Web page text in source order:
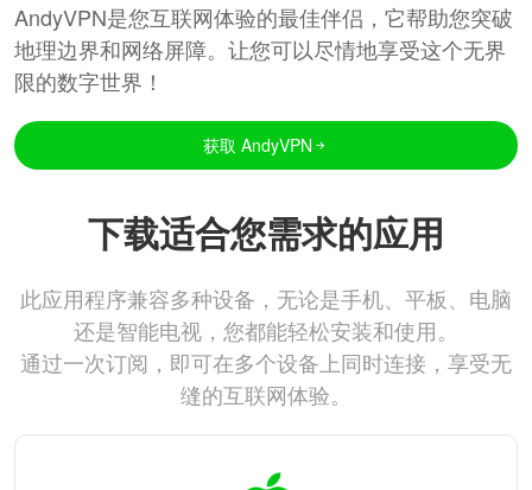
AndyVPN是您互联网体验的最佳伴侣，它帮助您突破
地理边界和网络屏障。让您可以尽情地享受这个无界
限的数字世界！
获取 AndyVPN
下载适合您需求的应用
此应用程序兼容多种设备，无论是手机、平板、电脑
还是智能电视，您都能轻松安装和使用。
通过一次订阅，即可在多个设备上同时连接，享受无
缝的互联网体验。